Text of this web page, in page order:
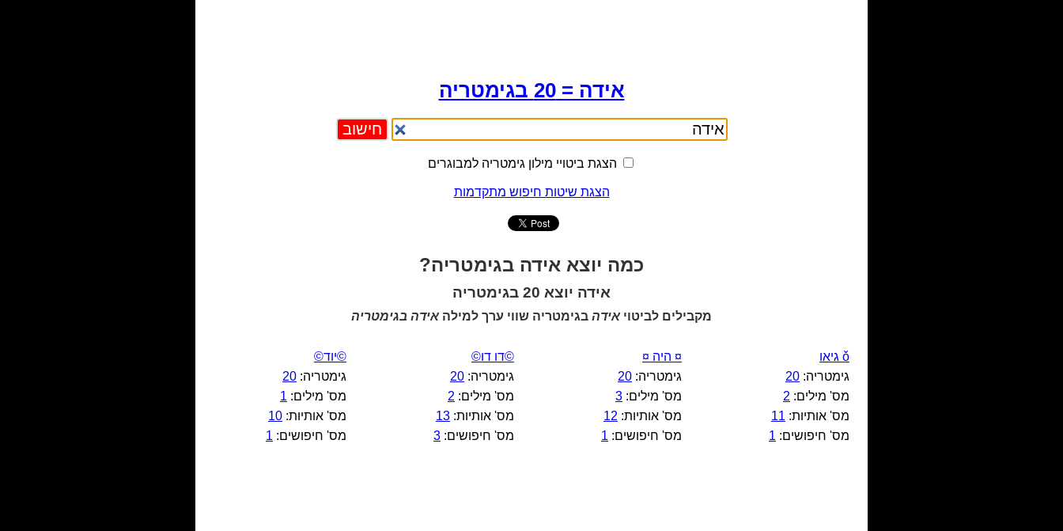
אידה = 20 בגימטריה
הצגת ביטויי מילון גימטריה למבוגרים
הצגת שיטות חיפוש מתקדמות
כמה יוצא אידה בגימטריה?
אידה יוצא 20 בגימטריה
מקבילים לביטוי אידה בגימטריה שווי ערך למילה אידה בגימטריה
ǒ גיאו
גימטריה: 20
מס' מילים: 2
מס' אותיות: 11
מס' חיפושים: 1
¤ היה ¤
גימטריה: 20
מס' מילים: 3
מס' אותיות: 12
מס' חיפושים: 1
©דו דו©
גימטריה: 20
מס' מילים: 2
מס' אותיות: 13
מס' חיפושים: 3
©יוד©
גימטריה: 20
מס' מילים: 1
מס' אותיות: 10
מס' חיפושים: 1